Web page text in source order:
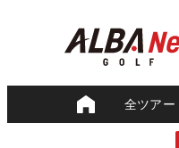
全ツアー